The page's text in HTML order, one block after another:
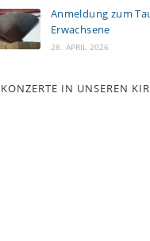
Anmeldung zum
Erwachsene
28. APRIL 2026
KONZERTE IN UNSEREN